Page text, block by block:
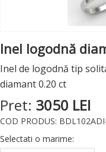
Inel logodnă
Inel de logodnă tip
diamant 0.20 ct
Pret: 3050 LEI
COD PRODUS:
Selectati o marime: